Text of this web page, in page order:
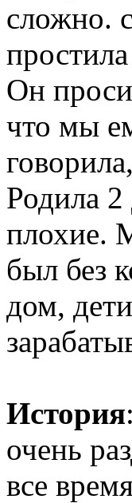
сложно.
Он
что мы
Родила
плохие.
был без
дом,
История
очень
все